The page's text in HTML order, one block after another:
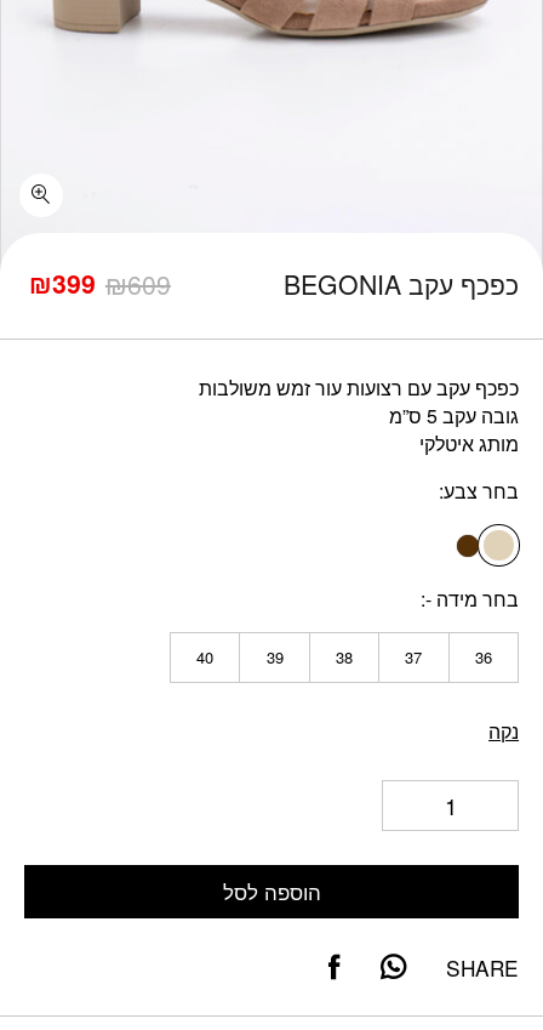
כפכף עקב BEGONIA ₪609
המחיר
המקורי
₪399 המחיר
הנוכחי
כפכף עקב עם רצועות עור זמש משולבות
גובה עקב 5 ס”מ
מותג איטלקי
בחר צבע
חום
בחר מידה -
36
37
38
39
40
נקה
הוספה לסל
SHARE